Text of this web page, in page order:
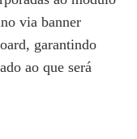
via banner
garantindo
ao que será